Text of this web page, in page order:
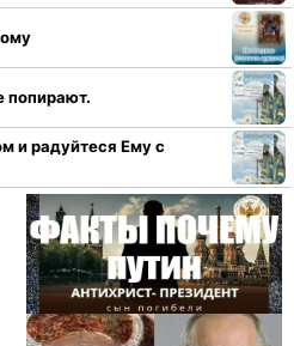
попирают.
и радуйтеся Ему с